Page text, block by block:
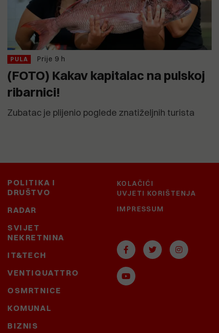
PULA Prije 9 h
(FOTO) Kakav kapitalac na pulskoj
ribarnici!
Zubatac je plijenio poglede znatiželjnih turista
POLITIKA I
DRUŠTVO
RADAR
SVIJET
NEKRETNINA
IT&TECH
VENTIQUATTRO
OSMRTNICE
KOMUNAL
BIZNIS
KOLAČIĆI
UVJETI KORIŠTENJA
IMPRESSUM